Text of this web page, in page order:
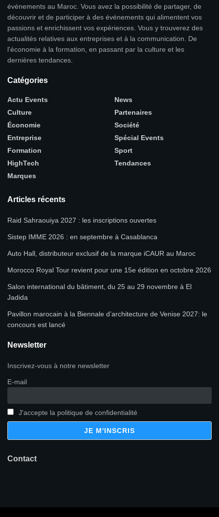
événements au Maroc. Vous avez la possibilité de partager, de
découvrir et de participer à des événements qui alimentent vos
passions et enrichissent vos expériences. Vous y trouverez des
actualités relatives aux entreprises et à la communication. De
l'économie à la formation, en passant par la culture et les
dernières tendances.
Catégories
Actu Events
Culture
Économie
Entreprise
Formation
HighTech
Marques
News
Partenaires
Société
Spécial Events
Sport
Tendances
Articles récents
Raid Sahraouiya 2027 : les inscriptions ouvertes
Sistep IMME 2026 : en septembre à Casablanca
Auto Hall, distributeur exclusif de la marque iCAUR au Maroc
Morocco Royal Tour revient pour une 15e édition en octobre 2026
Salon international du bâtiment, du 25 au 29 novembre à El
Jadida
Pavillon marocain à la Biennale d’architecture de Venise 2027: le
concours est lancé
Newsletter
Inscrivez-vous à notre newsletter
E-mail
J'accepte la politique de confidentialité
Contact